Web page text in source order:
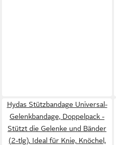
Hydas Stützbandage Universal-
Gelenkbandage, Doppelpack -
Stützt die Gelenke und Bänder
(2-tlg), Ideal für Knie, Knöchel,